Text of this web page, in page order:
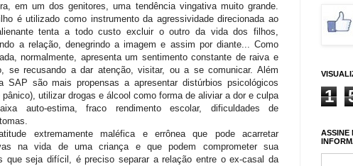
em um dos genitores, uma tendência vingativa muito grande.
é utilizado como instrumento da agressividade direcionada ao
tenta a todo custo excluir o outro da vida dos filhos,
a relação, denegrindo a imagem e assim por diante... Como
normalmente, apresenta um sentimento constante de raiva e
se recusando a dar atenção, visitar, ou a se comunicar. Além
são mais propensas a apresentar distúrbios psicológicos
utilizar drogas e álcool como forma de aliviar a dor e culpa
auto-estima, fraco rendimento escolar, dificuldades de
extremamente maléfica e errônea que pode acarretar
na vida de uma criança e que podem comprometer sua
que seja difícil, é preciso separar a relação entre o ex-casal da
1
ASSINE